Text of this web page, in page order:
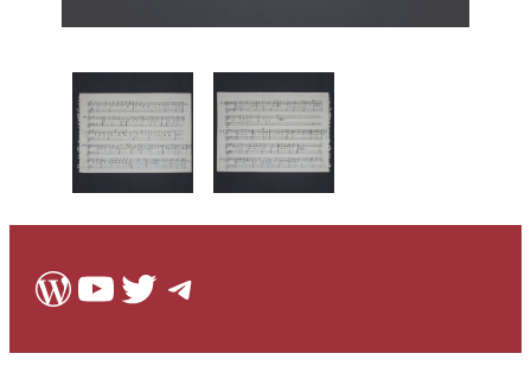
WordPress
Youtube
Twitter
Telegram